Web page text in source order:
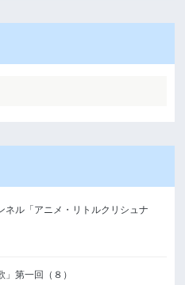
ネル「アニメ・リトルクリシュナ
第一回（８）